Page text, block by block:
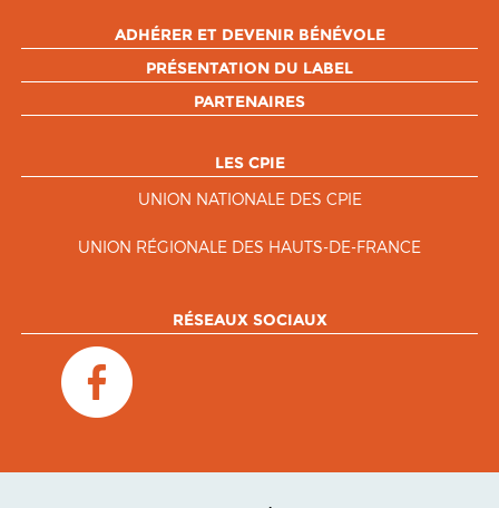
ADHÉRER ET DEVENIR BÉNÉVOLE
PRÉSENTATION DU LABEL
PARTENAIRES
LES CPIE
UNION NATIONALE DES CPIE
UNION RÉGIONALE DES HAUTS-DE-FRANCE
RÉSEAUX SOCIAUX